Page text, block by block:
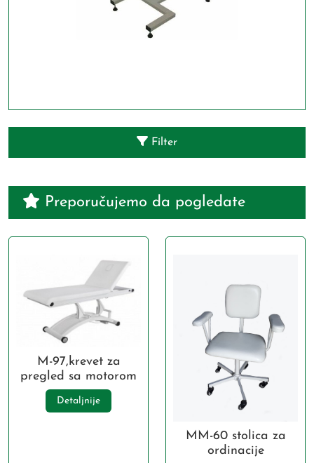
Filter
Preporučujemo da pogledate
M-97,krevet za
pregled sa motorom
Detaljnije
MM-60 stolica za
ordinacije